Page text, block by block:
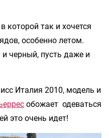
которой так и хочется
особенно летом.
черный, пусть даже и
Италия 2010, модель и
обожает одеваться
это очень идет!